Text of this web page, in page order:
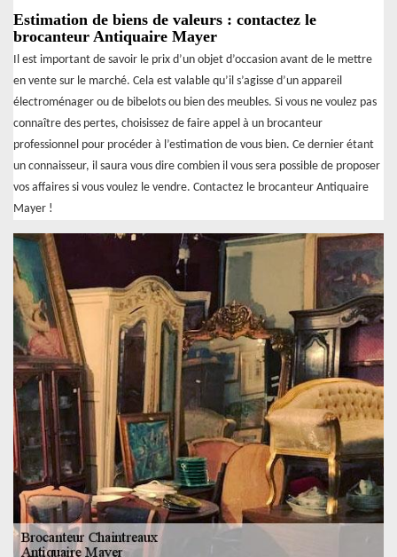
Estimation de biens de valeurs : contactez le
brocanteur Antiquaire Mayer
Il est important de savoir le prix d’un objet d’occasion avant de le mettre
en vente sur le marché. Cela est valable qu’il s’agisse d’un appareil
électroménager ou de bibelots ou bien des meubles. Si vous ne voulez pas
connaître des pertes, choisissez de faire appel à un brocanteur
professionnel pour procéder à l’estimation de vous bien. Ce dernier étant
un connaisseur, il saura vous dire combien il vous sera possible de proposer
vos affaires si vous voulez le vendre. Contactez le brocanteur Antiquaire
Mayer !